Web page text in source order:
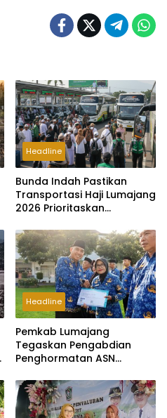
Headline
Bunda Indah Pastikan
Transportasi Haji Lumajang
2026 Prioritaskan
Headline
Pemkab Lumajang
Tegaskan Pengabdian
Penghormatan ASN
Tugas Negara